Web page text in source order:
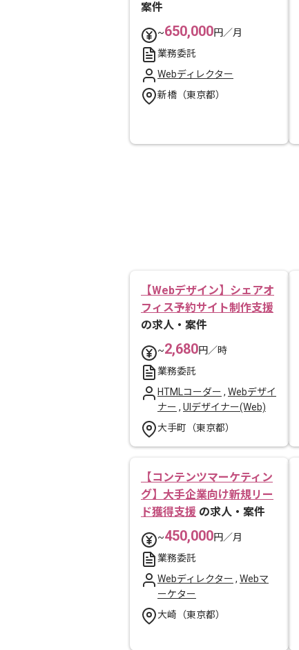
案件
~650,000円／月
業務委託
Webディレクター
新橋（東京都）
【Webデザイン】シェアオ
フィス予約サイト制作支援
の求人・案件
~2,680円／時
業務委託
HTMLコーダー , Webデザイ
ナー , UIデザイナー(Web)
大手町（東京都）
【コンテンツマーケティン
グ】大手企業向け新規リー
ド獲得支援 の求人・案件
~450,000円／月
業務委託
Webディレクター , Webマ
ーケター
大崎（東京都）